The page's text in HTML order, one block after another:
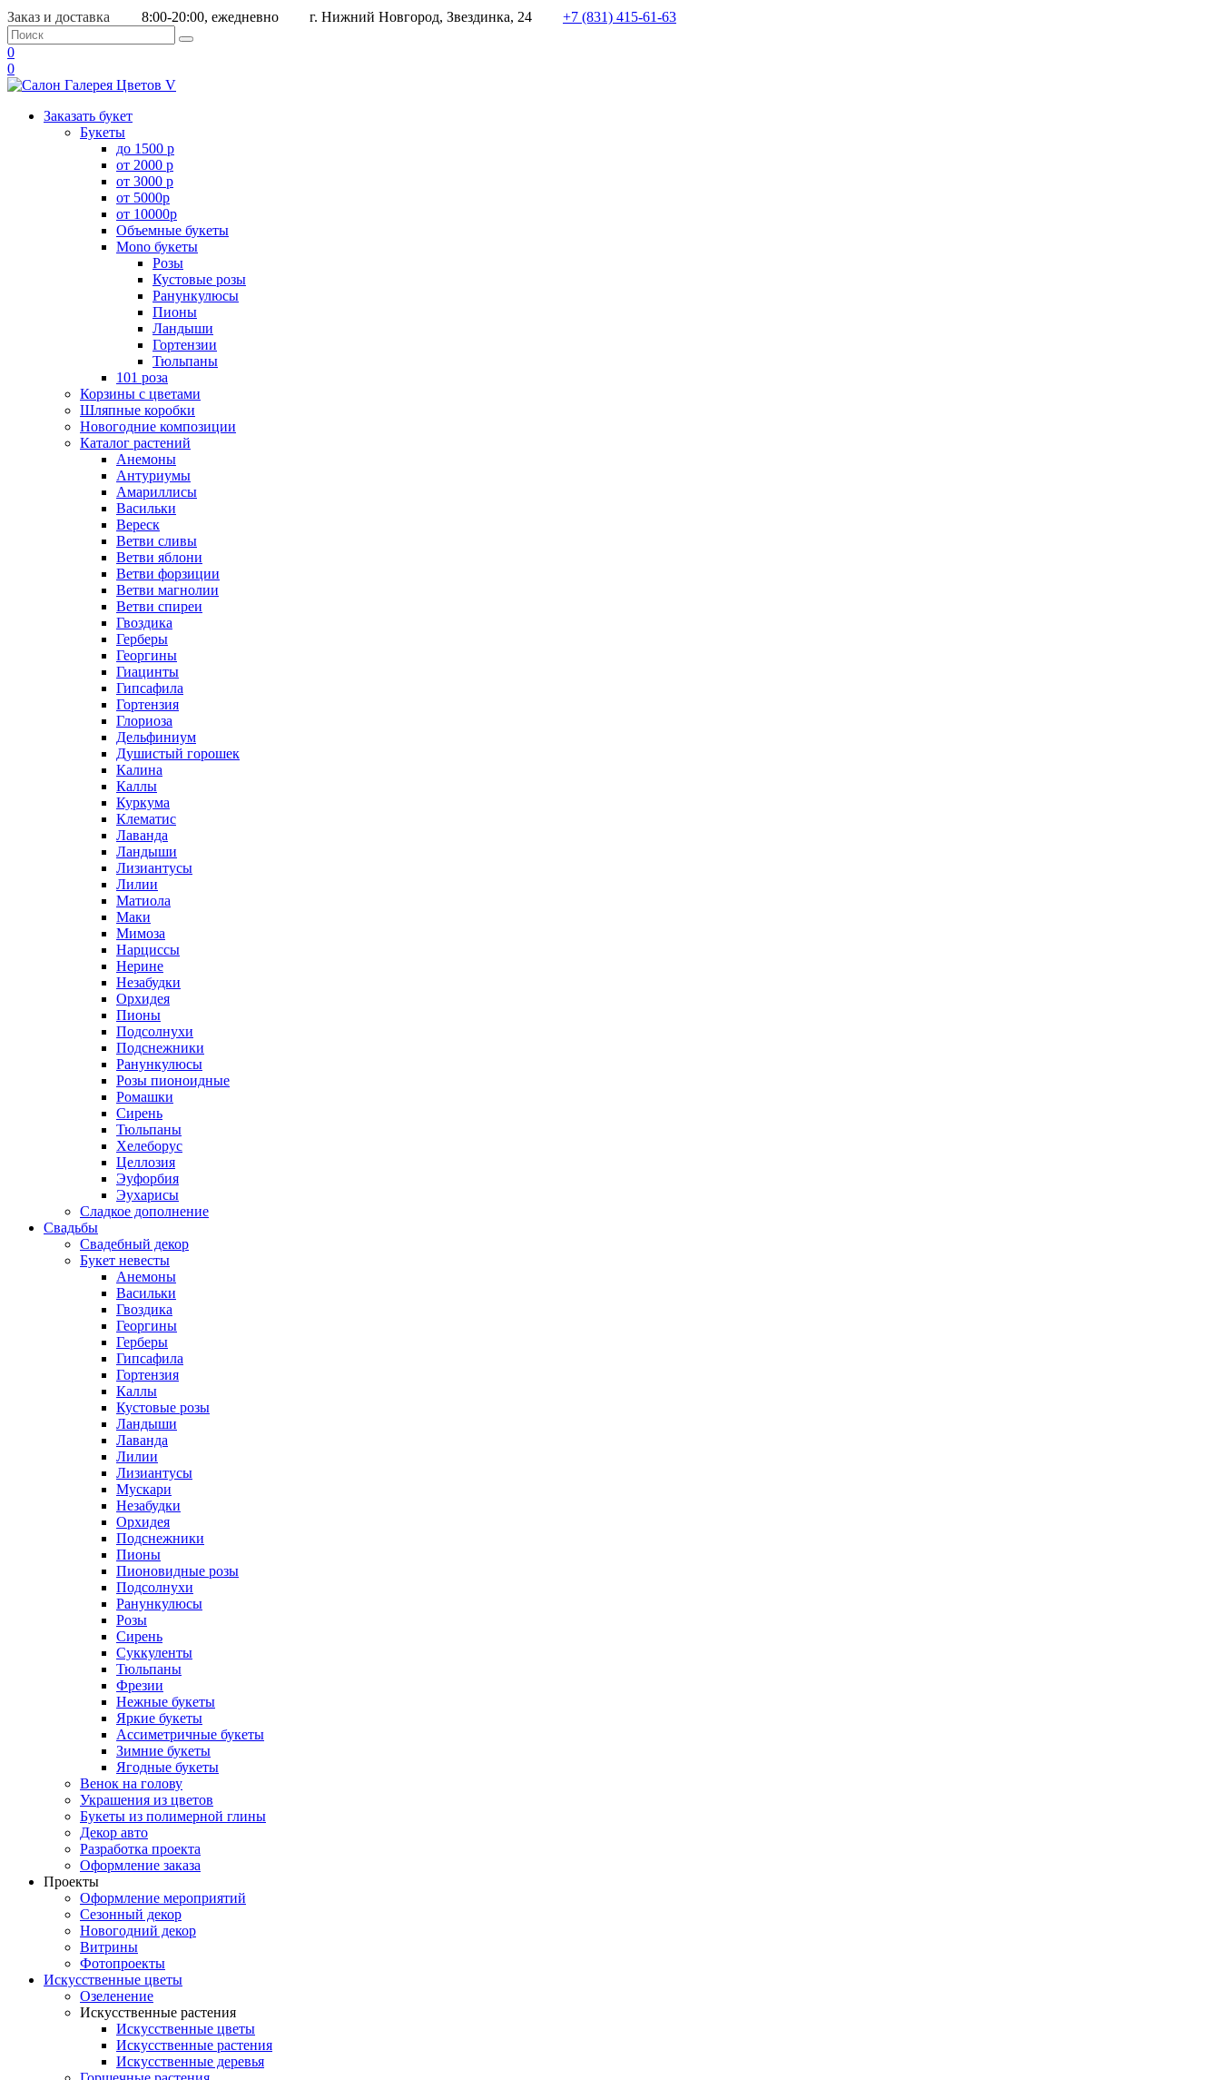
Заказ и доставка 8:00-20:00, ежедневно г. Нижний Новгород, Звездинка, 24 +7 (831) 415-61-63
0
0
Заказать букет
Букеты
до 1500 р
от 2000 р
от 3000 р
от 5000р
от 10000р
Объемные букеты
Mono букеты
Розы
Кустовые розы
Ранункулюсы
Пионы
Ландыши
Гортензии
Тюльпаны
101 роза
Корзины с цветами
Шляпные коробки
Новогодние композиции
Каталог растений
Анемоны
Антуриумы
Амариллисы
Васильки
Вереск
Ветви сливы
Ветви яблони
Ветви форзиции
Ветви магнолии
Ветви спиреи
Гвоздика
Герберы
Георгины
Гиацинты
Гипсафила
Гортензия
Глориоза
Дельфиниум
Душистый горошек
Калина
Каллы
Куркума
Клематис
Лаванда
Ландыши
Лизиантусы
Лилии
Матиола
Маки
Мимоза
Нарциссы
Нерине
Незабудки
Орхидея
Пионы
Подсолнухи
Подснежники
Ранункулюсы
Розы пионоидные
Ромашки
Сирень
Тюльпаны
Хелеборус
Целлозия
Эуфорбия
Эухарисы
Сладкое дополнение
Свадьбы
Свадебный декор
Букет невесты
Анемоны
Васильки
Гвоздика
Георгины
Герберы
Гипсафила
Гортензия
Каллы
Кустовые розы
Ландыши
Лаванда
Лилии
Лизиантусы
Мускари
Незабудки
Орхидея
Подснежники
Пионы
Пионовидные розы
Подсолнухи
Ранункулюсы
Розы
Сирень
Суккуленты
Тюльпаны
Фрезии
Нежные букеты
Яркие букеты
Ассиметричные букеты
Зимние букеты
Ягодные букеты
Венок на голову
Украшения из цветов
Букеты из полимерной глины
Декор авто
Разработка проекта
Оформление заказа
Проекты
Оформление мероприятий
Сезонный декор
Новогодний декор
Витрины
Фотопроекты
Искусственные цветы
Озеленение
Искусственные растения
Искусственные цветы
Искусственные растения
Искусственные деревья